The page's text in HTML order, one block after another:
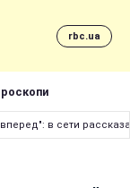
rbc.ua
в сети